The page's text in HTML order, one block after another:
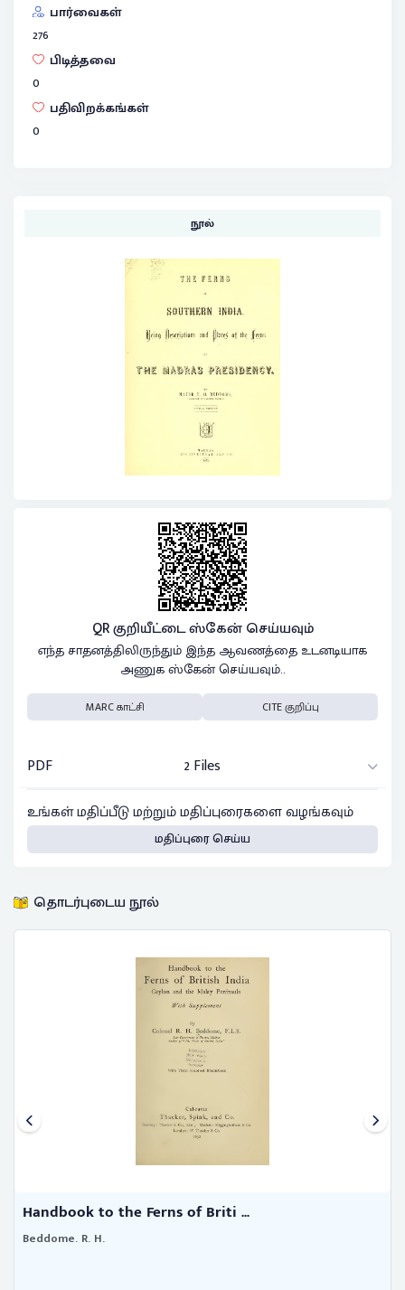
பார்வைகள்
276
பிடித்தவை
0
பதிவிறக்கங்கள்
0
நூல்
QR குறியீட்டை ஸ்கேன் செய்யவும்
எந்த சாதனத்திலிருந்தும் இந்த ஆவணத்தை உடனடியாக
அணுக ஸ்கேன் செய்யவும்..
MARC காட்சி CITE குறிப்பு
PDF
2 Files
உங்கள் மதிப்பீடு மற்றும் மதிப்புரைகளை வழங்கவும்
மதிப்புரை செய்ய
தொடர்புடைய நூல்
Handbook to the Ferns of Briti ...
Beddome. R. H.